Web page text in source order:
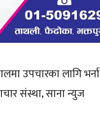
उपचारका लागि भर्ना
संस्था, साना न्युज